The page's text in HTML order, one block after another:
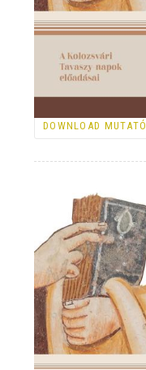
DOWNLOAD MUTATÓ